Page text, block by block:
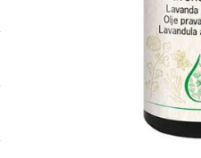
Körperpflege & Kosmetik